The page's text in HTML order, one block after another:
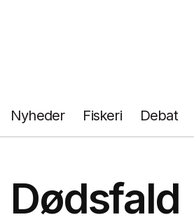
Nyheder Fiskeri Debat
Dødsfald